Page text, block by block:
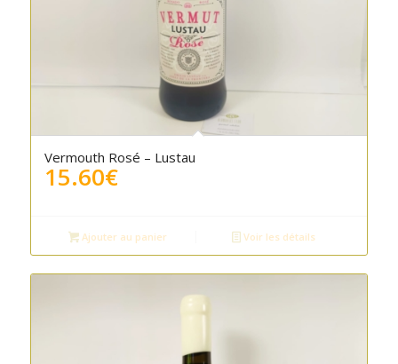
Vermouth Rosé – Lustau
15.60€
Ajouter au panier Voir les détails